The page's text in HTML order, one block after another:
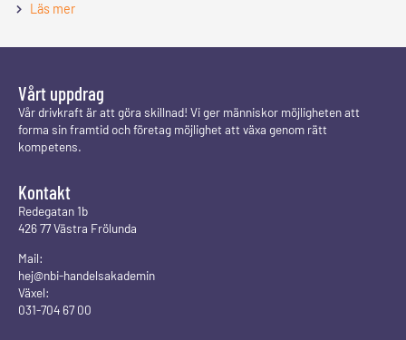
Läs mer
Vårt uppdrag
Vår drivkraft är att göra skillnad! Vi ger människor möjligheten att
forma sin framtid och företag möjlighet att växa genom rätt
kompetens.
Kontakt
Redegatan 1b
426 77 Västra Frölunda
Mail:
hej@nbi-handelsakademin
Växel:
031-704 67 00